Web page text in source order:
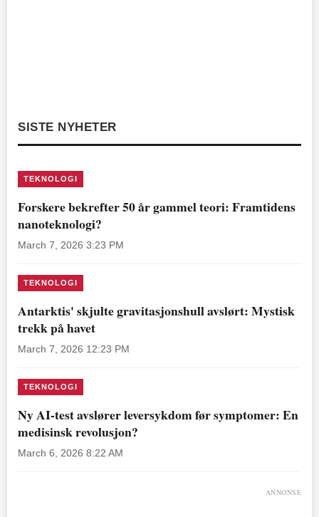
SISTE NYHETER
TEKNOLOGI
Forskere bekrefter 50 år gammel teori: Framtidens
nanoteknologi?
March 7, 2026 3:23 PM
TEKNOLOGI
Antarktis' skjulte gravitasjonshull avslørt: Mystisk
trekk på havet
March 7, 2026 12:23 PM
TEKNOLOGI
Ny AI-test avslører leversykdom før symptomer: En
medisinsk revolusjon?
March 6, 2026 8:22 AM
ANNONSE